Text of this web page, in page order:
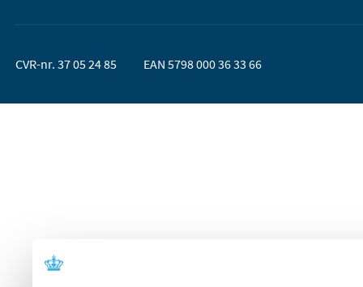
CVR-nr. 37 05 24 85 EAN 5798 000 36 33 66